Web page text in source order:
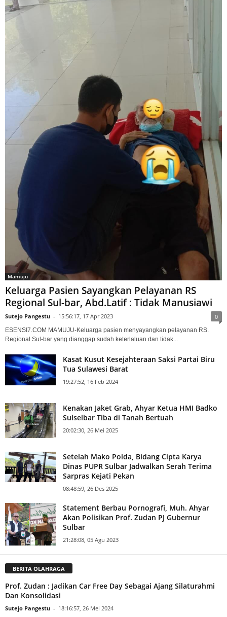
Mamuju
Keluarga Pasien Sayangkan Pelayanan RS
Regional Sul-bar, Abd.Latif : Tidak Manusiawi
Sutejo Pangestu - 15:56:17, 17 Apr 2023 0
ESENSI7.COM MAMUJU-Keluarga pasien menyayangkan pelayanan RS.
Regional Sul-bar yang dianggap sudah keterlaluan dan tidak...
Kasat Kusut Kesejahteraan Saksi Partai Biru
Tua Sulawesi Barat
19:27:52, 16 Feb 2024
Kenakan Jaket Grab, Ahyar Ketua HMI Badko
Sulselbar Tiba di Tanah Bertuah
20:02:30, 26 Mei 2025
Setelah Mako Polda, Bidang Cipta Karya
Dinas PUPR Sulbar Jadwalkan Serah Terima
Sarpras Kejati Pekan
08:48:59, 26 Des 2025
Statement Berbau Pornografi, Muh. Ahyar
Akan Polisikan Prof. Zudan PJ Gubernur
Sulbar
21:28:08, 05 Agu 2023
BERITA OLAHRAGA
Prof. Zudan : Jadikan Car Free Day Sebagai Ajang Silaturahmi
Dan Konsolidasi
Sutejo Pangestu - 18:16:57, 26 Mei 2024